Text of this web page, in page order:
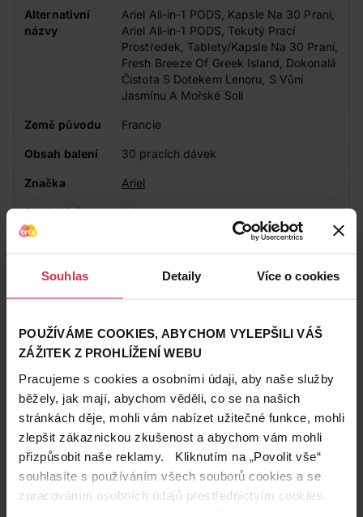
Souhlas Detaily Více o cookies
POUŽÍVÁME COOKIES, ABYCHOM VYLEPŠILI VÁŠ
ZÁŽITEK Z PROHLÍŽENÍ WEBU
Pracujeme s cookies a osobními údaji, aby naše služby
běžely, jak mají, abychom věděli, co se na našich
stránkách děje, mohli vám nabízet užitečné funkce, mohli
zlepšit zákaznickou zkušenost a abychom vám mohli
přizpůsobit naše reklamy. Kliknutím na „Povolit vše“
souhlasíte s používáním všech souborů cookies a se
zpracováním osobních údajů prostřednictvím cookies.
Alternativní
názvy
Ariel All-in-1 PODS, Kapsle Na 30 Praní,
Ariel All-in-1 PODS, Tekutý Prací
Prostředek, Tablety/Kapsle Na 30 Praní,
Fresh Breeze Of Greek Island, Dokonalá
Čistota S Dotekem Lenoru, S Vůní
Jasmínu A Mořské Soli
Země původu Francie
Obsah balení 30 pracích dávek
Značka Ariel
Obchodní
značka
Ariel
Zákazníci také často nakupují